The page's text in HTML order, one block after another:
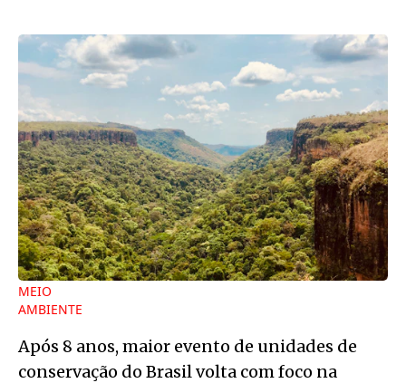
MEIO
AMBIENTE
Após 8 anos, maior evento de unidades de
conservação do Brasil volta com foco na